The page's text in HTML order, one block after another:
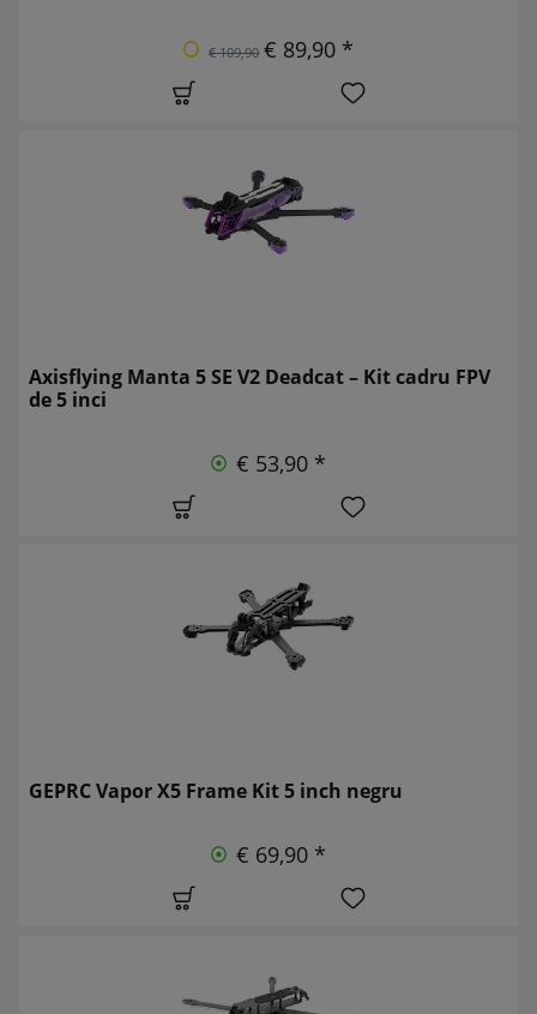
€ 109,90 € 89,90 *
Axisflying Manta 5 SE V2 Deadcat – Kit cadru FPV
de 5 inci
€ 53,90 *
GEPRC Vapor X5 Frame Kit 5 inch negru
€ 69,90 *